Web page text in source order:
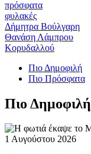
πρόσφατα
φυλακές
Δήμητρα Βούλγαρη
Θανάση Λάμπρου
Κορυδαλλού
Πιο Δημοφιλή
Πιο Πρόσφατα
Πιο Δημοφιλή
1 Αυγούστου 2026